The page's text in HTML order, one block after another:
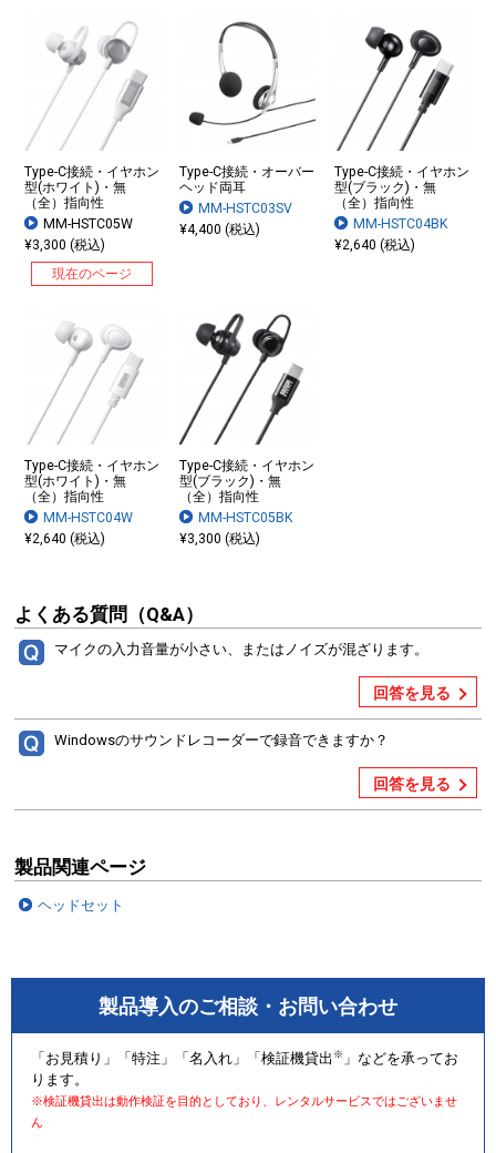
Type-C接続・イヤホン
型(ホワイト)・無
（全）指向性
MM-HSTC05W
¥3,300 (税込)
現在のページ
Type-C接続・オーバー
ヘッド両耳
MM-HSTC03SV
¥4,400 (税込)
Type-C接続・イヤホン
型(ブラック)・無
（全）指向性
MM-HSTC04BK
¥2,640 (税込)
Type-C接続・イヤホン
型(ホワイト)・無
（全）指向性
MM-HSTC04W
¥2,640 (税込)
Type-C接続・イヤホン
型(ブラック)・無
（全）指向性
MM-HSTC05BK
¥3,300 (税込)
よくある質問（Q&A）
マイクの入力音量が小さい、またはノイズが混ざります。
回答を見る
Windowsのサウンドレコーダーで録音できますか？
回答を見る
製品関連ページ
ヘッドセット
製品導入のご相談・お問い合わせ
「お見積り」「特注」「名入れ」「検証機貸出 ※ 」などを承ってお
ります。
※検証機貸出は動作検証を目的としており、レンタルサービスではございませ
ん